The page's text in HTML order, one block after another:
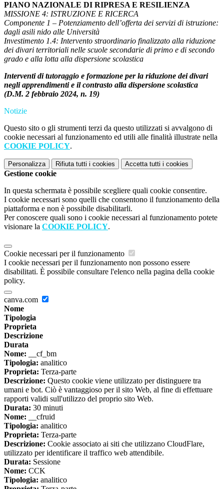
PIANO NAZIONALE DI RIPRESA E RESILIENZA
MISSIONE 4: ISTRUZIONE E RICERCA
Componente 1 – Potenziamento dell’offerta dei servizi di istruzione:
dagli asili nido alle Università
Investimento 1.4: Intervento straordinario finalizzato alla riduzione
dei divari territoriali nelle scuole secondarie di primo e di secondo
grado e alla lotta alla dispersione scolastica
Interventi di tutoraggio e formazione per la riduzione dei divari
negli apprendimenti e il contrasto alla dispersione scolastica
(D.M. 2 febbraio 2024, n. 19)
Notizie
Questo sito o gli strumenti terzi da questo utilizzati si avvalgono di
cookie necessari al funzionamento ed utili alle finalità illustrate nella
COOKIE POLICY.
Personalizza Rifiuta tutti i cookies Accetta tutti i cookies
Gestione cookie
In questa schermata è possibile scegliere quali cookie consentire.
I cookie necessari sono quelli che consentono il funzionamento della
piattaforma e non è possibile disabilitarli.
Per conoscere quali sono i cookie necessari al funzionamento potete
visionare la COOKIE POLICY.
Cookie necessari per il funzionamento
I cookie necessari per il funzionamento non possono essere
disabilitati. È possibile consultare l'elenco nella pagina della cookie
policy.
canva.com
Nome
Tipologia
Proprieta
Descrizione
Durata
Nome: __cf_bm
Tipologia: analitico
Proprieta: Terza-parte
Descrizione: Questo cookie viene utilizzato per distinguere tra
umani e bot. Ciò è vantaggioso per il sito Web, al fine di effettuare
rapporti validi sull'utilizzo del proprio sito Web.
Durata: 30 minuti
Nome: __cfruid
Tipologia: analitico
Proprieta: Terza-parte
Descrizione: Cookie associato ai siti che utilizzano CloudFlare,
utilizzato per identificare il traffico web attendibile.
Durata: Sessione
Nome: CCK
Tipologia: analitico